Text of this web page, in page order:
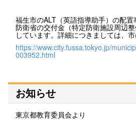
福生市のALT（英語指導助手）の配
防衛省の交付金（特定防衛施設周辺
しています。詳細につきましては、市
https://www.city.fussa.tokyo.jp/
003952.html
お知らせ
東京都教育委員会より